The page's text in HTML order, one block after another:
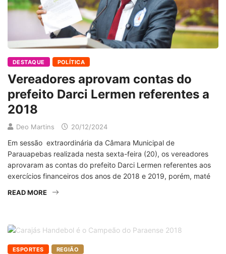
DESTAQUE POLÍTICA
Vereadores aprovam contas do
prefeito Darci Lermen referentes a
2018
Deo Martins 20/12/2024
Em sessão extraordinária da Câmara Municipal de
Parauapebas realizada nesta sexta-feira (20), os vereadores
aprovaram as contas do prefeito Darci Lermen referentes aos
exercícios financeiros dos anos de 2018 e 2019, porém, maté
READ MORE
ESPORTES REGIÃO